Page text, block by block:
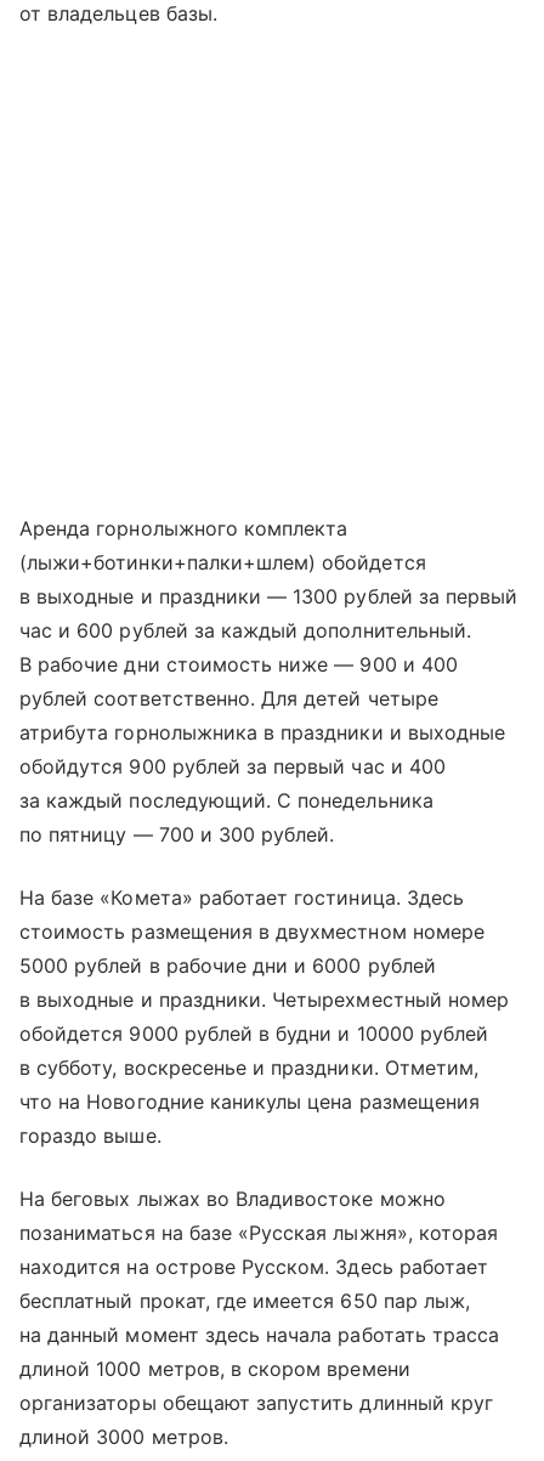
от владельцев базы.
Аренда горнолыжного комплекта
(лыжи+ботинки+палки+шлем) обойдется
в выходные и праздники — 1300 рублей за первый
час и 600 рублей за каждый дополнительный.
В рабочие дни стоимость ниже — 900 и 400
рублей соответственно. Для детей четыре
атрибута горнолыжника в праздники и выходные
обойдутся 900 рублей за первый час и 400
за каждый последующий. С понедельника
по пятницу — 700 и 300 рублей.
На базе «Комета» работает гостиница. Здесь
стоимость размещения в двухместном номере
5000 рублей в рабочие дни и 6000 рублей
в выходные и праздники. Четырехместный номер
обойдется 9000 рублей в будни и 10000 рублей
в субботу, воскресенье и праздники. Отметим,
что на Новогодние каникулы цена размещения
гораздо выше.
На беговых лыжах во Владивостоке можно
позаниматься на базе «Русская лыжня», которая
находится на острове Русском. Здесь работает
бесплатный прокат, где имеется 650 пар лыж,
на данный момент здесь начала работать трасса
длиной 1000 метров, в скором времени
организаторы обещают запустить длинный круг
длиной 3000 метров.